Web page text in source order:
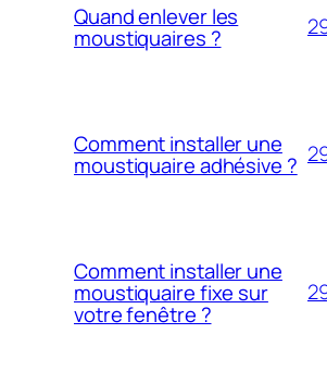
Quand enlever les
moustiquaires ?
Comment installer une
moustiquaire adhésive ?
Comment installer une
moustiquaire fixe sur
votre fenêtre ?